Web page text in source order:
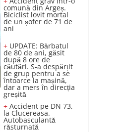
comună din Argeș.
Biciclist lovit mortal
de un șofer de 71 de
ani
+ UPDATE: Bărbatul
de 80 de ani, găsit
după 8 ore de
căutări. S-a despărțit
de grup pentru a se
întoarce la mașină,
dar a mers în direcția
greșită
+ Accident pe DN 73,
la Clucereasa.
Autobasculantă
răsturnată